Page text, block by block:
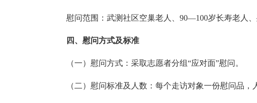
慰问范围：武测社区空巢老人、90—100岁长寿老人、
四、慰问方式及标准
（一）慰问方式：采取志愿者分组“应对面”慰问。
（二）慰问标准及人数：每个走访对象一份慰问品，